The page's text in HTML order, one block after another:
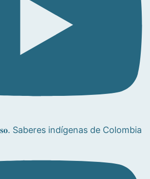
Saberes indígenas de Colombia